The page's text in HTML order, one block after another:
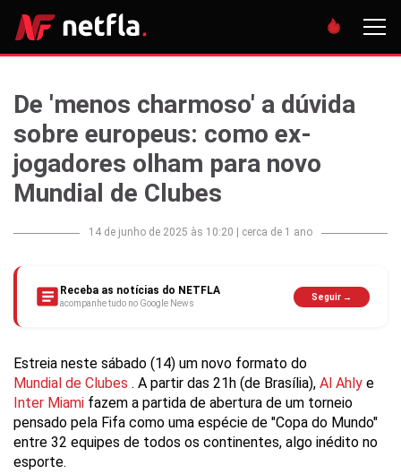
De 'menos charmoso' a dúvida
sobre europeus: como ex-
jogadores olham para novo
Mundial de Clubes
14 de junho de 2025 às 10:20 cerca de 1 ano
Receba as notícias do NETFLA
acompanhe tudo no Google News
Seguir →
Estreia neste sábado (14) um novo formato do
Mundial de Clubes . A partir das 21h (de Brasília), Al Ahly e
Inter Miami fazem a partida de abertura de um torneio
pensado pela Fifa como uma espécie de "Copa do Mundo"
entre 32 equipes de todos os continentes, algo inédito no
esporte.